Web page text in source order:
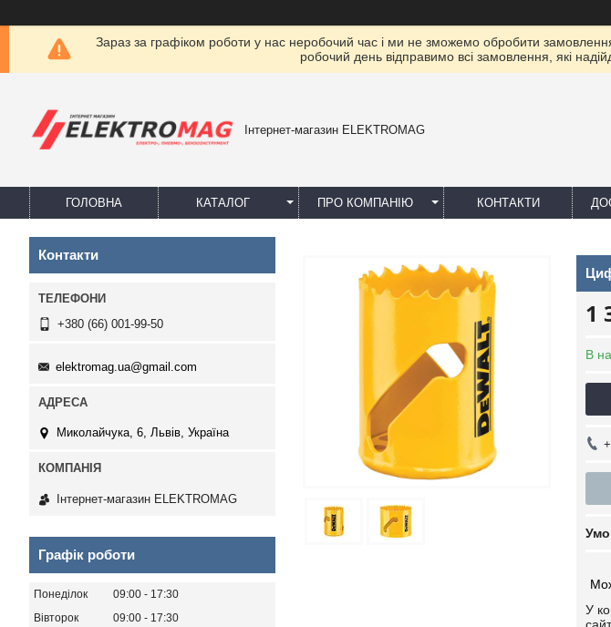
Зараз за графіком роботи у нас неробочий час і ми не зможемо обробити
робочий день відправимо всі замовлення, які
Інтернет-магазин ELEKTROMAG
ГОЛОВНА КАТАЛОГ ПРО КОМПАНІЮ КОНТАКТИ
1
В
У
Контакти
+380 (66) 001-99-50
elektromag.ua@gmail.com
Миколайчука, 6, Львів, Україна
Інтернет-магазин ELEKTROMAG
Графік роботи
Понеділок 09:00
17:30
Вівторок
09:00
17:30